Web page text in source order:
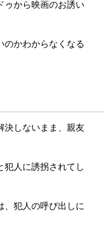
ゥから映画のお誘い
のかわからなくなる
決しないまま、親友
犯人に誘拐されてし
、犯人の呼び出しに